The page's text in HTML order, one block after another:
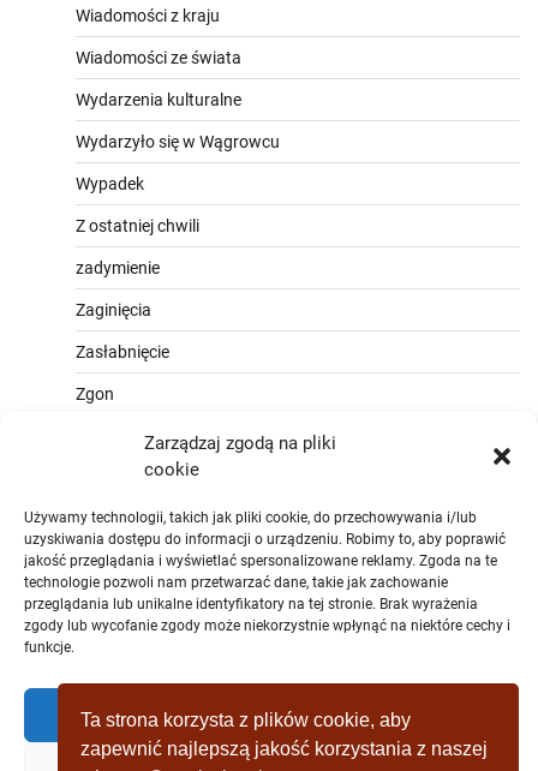
Zarządzaj zgodą na pliki
cookie
Używamy technologii, takich jak pliki cookie, do przechowywania i/lub
uzyskiwania dostępu do informacji o urządzeniu. Robimy to, aby poprawić
jakość przeglądania i wyświetlać spersonalizowane reklamy. Zgoda na te
technologie pozwoli nam przetwarzać dane, takie jak zachowanie
przeglądania lub unikalne identyfikatory na tej stronie. Brak wyrażenia
zgody lub wycofanie zgody może niekorzystnie wpłynąć na niektóre cechy i
funkcje.
Zaakceptować
Wiadomości z kraju
Wiadomości ze świata
Wydarzenia kulturalne
Wydarzyło się w Wągrowcu
Wypadek
Z ostatniej chwili
zadymienie
Zaginięcia
Zasłabnięcie
Zgon
Ta strona korzysta z plików cookie, aby
zapewnić najlepszą jakość korzystania z naszej